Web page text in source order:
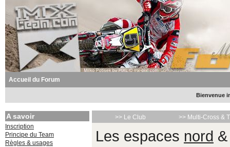
Accueil du Forum
Bienvenue
A savoir
Inscription
Principe du Team
Règles & usages
>> Le Club >> Multi-Cross &
Les espaces nord